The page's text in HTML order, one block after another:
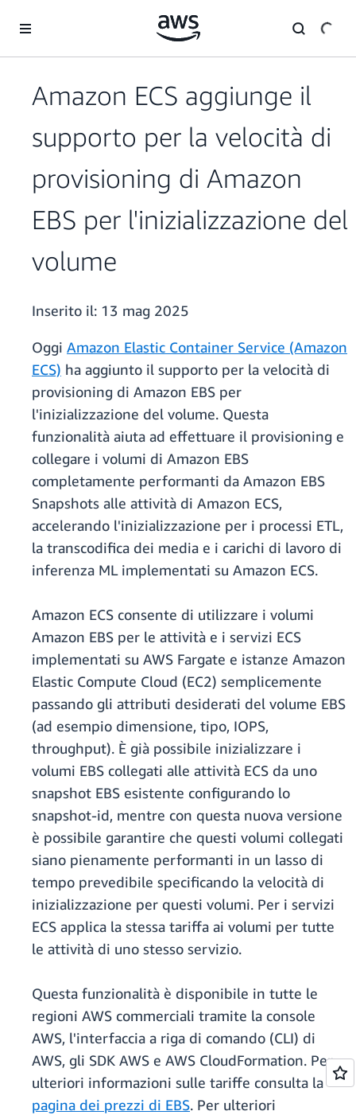
Amazon ECS aggiunge il
supporto per la velocità di
provisioning di Amazon
EBS per l'inizializzazione del
volume
Inserito il: 13 mag 2025
Oggi Amazon Elastic Container Service (Amazon
ECS) ha aggiunto il supporto per la velocità di
provisioning di Amazon EBS per
l'inizializzazione del volume. Questa
funzionalità aiuta ad effettuare il provisioning e
collegare i volumi di Amazon EBS
completamente performanti da Amazon EBS
Snapshots alle attività di Amazon ECS,
accelerando l'inizializzazione per i processi ETL,
la transcodifica dei media e i carichi di lavoro di
inferenza ML implementati su Amazon ECS.
Amazon ECS consente di utilizzare i volumi
Amazon EBS per le attività e i servizi ECS
implementati su AWS Fargate e istanze Amazon
Elastic Compute Cloud (EC2) semplicemente
passando gli attributi desiderati del volume EBS
(ad esempio dimensione, tipo, IOPS,
throughput). È già possibile inizializzare i
volumi EBS collegati alle attività ECS da uno
snapshot EBS esistente configurando lo
snapshot-id, mentre con questa nuova versione
è possibile garantire che questi volumi collegati
siano pienamente performanti in un lasso di
tempo prevedibile specificando la velocità di
inizializzazione per questi volumi. Per i servizi
ECS applica la stessa tariffa ai volumi per tutte
le attività di uno stesso servizio.
Questa funzionalità è disponibile in tutte le
regioni AWS commerciali tramite la console
AWS, l'interfaccia a riga di comando (CLI) di
AWS, gli SDK AWS e AWS CloudFormation. Per
ulteriori informazioni sulle tariffe consulta la
pagina dei prezzi di EBS. Per ulteriori